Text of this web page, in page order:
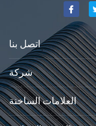
من
اتصل بنا
شركة
العلامات الساخنة